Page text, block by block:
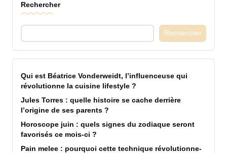
Rechercher
Rechercher
Qui est Béatrice Vonderweidt, l’influenceuse qui
révolutionne la cuisine lifestyle ?
Jules Torres : quelle histoire se cache derrière
l’origine de ses parents ?
Horoscope juin : quels signes du zodiaque seront
favorisés ce mois-ci ?
Pain melee : pourquoi cette technique révolutionne-